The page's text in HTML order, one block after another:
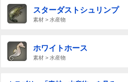
スターダストシュリンプ
素材 > 水産物
ホワイトホース
素材 > 水産物